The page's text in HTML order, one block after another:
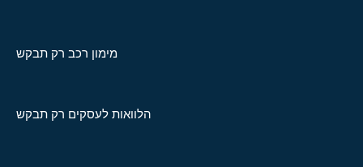
מימון רכב רק תבקש
הלוואות לעסקים רק תבקש